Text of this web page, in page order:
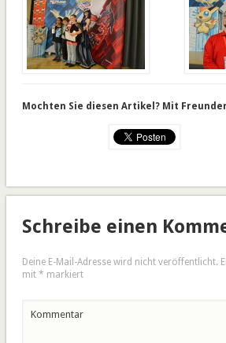
Mochten Sie diesen Artikel? Mit
Schreibe einen
Deine E-Mail-Adresse wird nicht veröffentlicht.
mit * markiert
Kommentar